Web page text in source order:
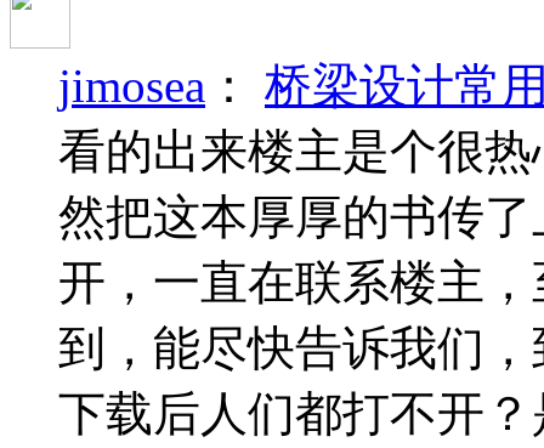
jimosea ： 桥梁设计常
看的出来楼主是个很
然把这本厚厚的书传
开，一直在联系楼主
到，能尽快告诉我们
下载后人们都打不开